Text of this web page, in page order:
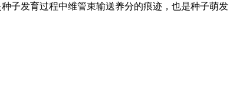
子发育过程中维管束输送养分的痕迹，也是种子萌发